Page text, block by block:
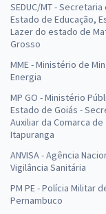
SEDUC/MT - Secretaria
Estado de Educação,
Lazer do estado de
Grosso
MME - Ministério de
Energia
MP GO - Ministério
Estado de Goiás -
Auxiliar da Comarca de
Itapuranga
ANVISA - Agência
Vigilância Sanitária
PM PE - Polícia Militar
Pernambuco